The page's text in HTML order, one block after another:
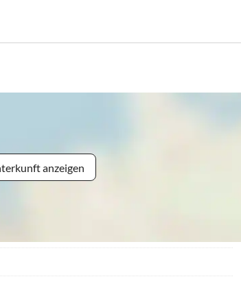
anzeigen